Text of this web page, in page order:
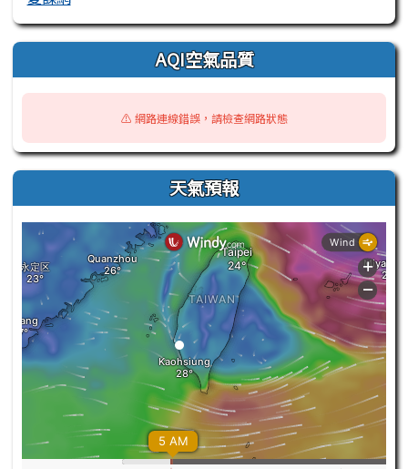
AQI空氣品質
⚠️ 網路連線錯誤，請檢查網路狀態
天氣預報